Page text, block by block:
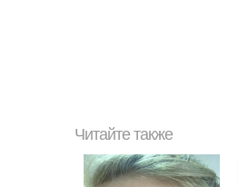
Читайте также